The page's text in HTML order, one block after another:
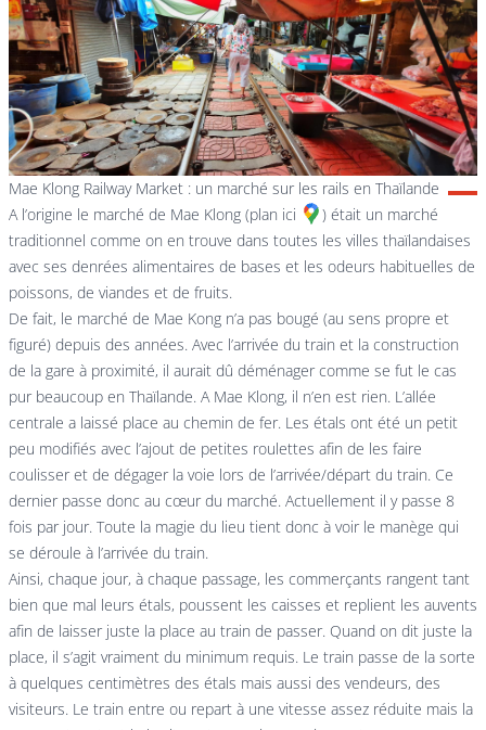
Mae Klong Railway Market : un marché sur les rails en Thaïlande
A l’origine le marché de Mae Klong (plan ici
) était un marché
traditionnel comme on en trouve dans toutes les villes thaïlandaises
avec ses denrées alimentaires de bases et les odeurs habituelles de
poissons, de viandes et de fruits.
De fait, le marché de Mae Kong n’a pas bougé (au sens propre et
figuré) depuis des années. Avec l’arrivée du train et la construction
de la gare à proximité, il aurait dû déménager comme se fut le cas
pur beaucoup en Thaïlande. A Mae Klong, il n’en est rien. L’allée
centrale a laissé place au chemin de fer. Les étals ont été un petit
peu modifiés avec l’ajout de petites roulettes afin de les faire
coulisser et de dégager la voie lors de l’arrivée/départ du train. Ce
dernier passe donc au cœur du marché. Actuellement il y passe 8
fois par jour. Toute la magie du lieu tient donc à voir le manège qui
se déroule à l’arrivée du train.
Ainsi, chaque jour, à chaque passage, les commerçants rangent tant
bien que mal leurs étals, poussent les caisses et replient les auvents
afin de laisser juste la place au train de passer. Quand on dit juste la
place, il s’agit vraiment du minimum requis. Le train passe de la sorte
à quelques centimètres des étals mais aussi des vendeurs, des
visiteurs. Le train entre ou repart à une vitesse assez réduite mais la